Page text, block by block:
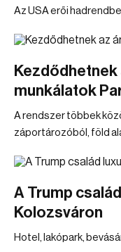
Az USA erői
munkálatok
A rendszer többek
záportározóból, föld
A Trump
Kolozsváron
Hotel, lakópark,